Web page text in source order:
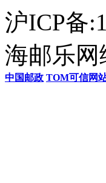
沪ICP备
海邮乐网
中国邮政 TOM可信网